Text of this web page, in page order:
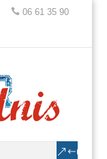
06 61 35 90